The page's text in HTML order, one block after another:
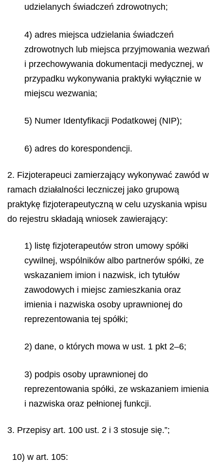
udzielanych świadczeń zdrowotnych;
4) adres miejsca udzielania świadczeń
zdrowotnych lub miejsca przyjmowania wezwań
i przechowywania dokumentacji medycznej, w
przypadku wykonywania praktyki wyłącznie w
miejscu wezwania;
5) Numer Identyfikacji Podatkowej (NIP);
6) adres do korespondencji.
2. Fizjoterapeuci zamierzający wykonywać zawód w
ramach działalności leczniczej jako grupową
praktykę fizjoterapeutyczną w celu uzyskania wpisu
do rejestru składają wniosek zawierający:
1) listę fizjoterapeutów stron umowy spółki
cywilnej, wspólników albo partnerów spółki, ze
wskazaniem imion i nazwisk, ich tytułów
zawodowych i miejsc zamieszkania oraz
imienia i nazwiska osoby uprawnionej do
reprezentowania tej spółki;
2) dane, o których mowa w ust. 1 pkt 2–6;
3) podpis osoby uprawnionej do
reprezentowania spółki, ze wskazaniem imienia
i nazwiska oraz pełnionej funkcji.
3. Przepisy art. 100 ust. 2 i 3 stosuje się.”;
10) w art. 105: